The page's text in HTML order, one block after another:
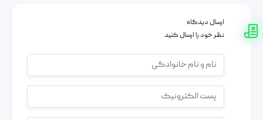
ارسال دیدگاه
نظر خود را ارسال کنید